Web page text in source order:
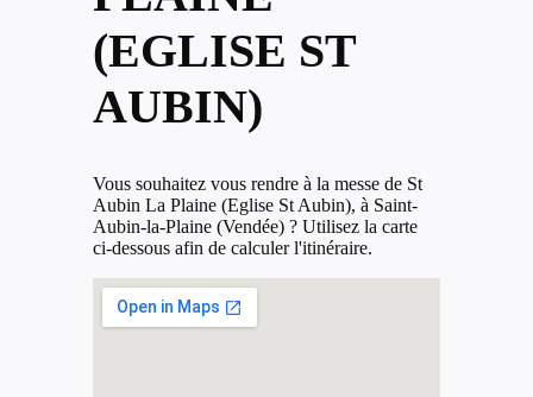
(EGLISE ST
AUBIN)
Vous souhaitez vous rendre à la messe de St
Aubin La Plaine (Eglise St Aubin), à Saint-
Aubin-la-Plaine (Vendée) ? Utilisez la carte
ci-dessous afin de calculer l'itinéraire.